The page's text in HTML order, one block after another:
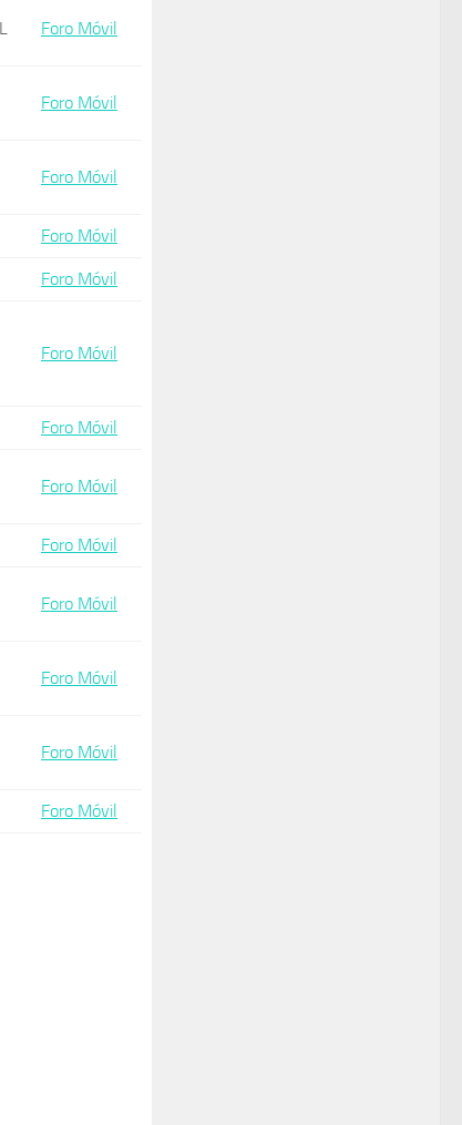
Foro Móvil
Foro Móvil
Foro Móvil
Foro Móvil
Foro Móvil
Foro Móvil
Foro Móvil
Foro Móvil
Foro Móvil
Foro Móvil
Foro Móvil
Foro Móvil
Foro Móvil